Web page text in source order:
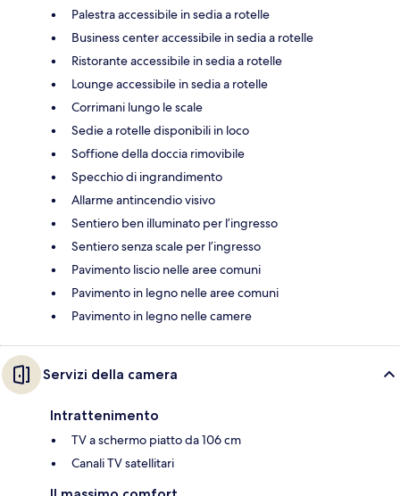
Palestra accessibile in sedia a rotelle
Business center accessibile in sedia a rotelle
Ristorante accessibile in sedia a rotelle
Lounge accessibile in sedia a rotelle
Corrimani lungo le scale
Sedie a rotelle disponibili in loco
Soffione della doccia rimovibile
Specchio di ingrandimento
Allarme antincendio visivo
Sentiero ben illuminato per l’ingresso
Sentiero senza scale per l’ingresso
Pavimento liscio nelle aree comuni
Pavimento in legno nelle aree comuni
Pavimento in legno nelle camere
Servizi della camera
Intrattenimento
TV a schermo piatto da 106 cm
Canali TV satellitari